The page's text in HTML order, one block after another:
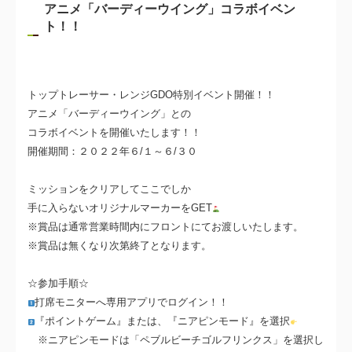
アニメ「バーディーウイング」コラボイベン
ト！！
トップトレーサー・レンジGDO特別イベント開催！！
アニメ「バーディーウイング」との
コラボイベントを開催いたします！！
開催期間：２０２２年６/１～６/３０
ミッションをクリアしてここでしか
手に入らないオリジナルマーカーをGET
※賞品は通常営業時間内にフロントにてお渡しいたします。
※賞品は無くなり次第終了となります。
☆参加手順☆
打席モニターへ専用アプリでログイン！！
『ポイントゲーム』または、『ニアピンモード』を選択
※ニアピンモードは「ペブルビーチゴルフリンクス」を選択し